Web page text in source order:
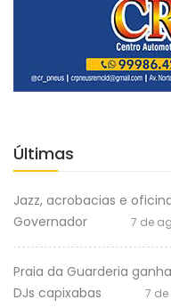
Últimas
Jazz, acrobacias e
Governador
7 de
Praia da Guarderia
DJs capixabas
7